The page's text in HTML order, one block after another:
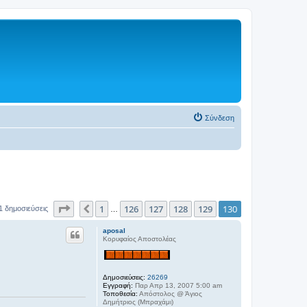
Σύνδεση
δημοσιεύσεις Σελίδα130 από130
Προηγούμενη
1 126 127 128 129 130
aposal
Κορυφαίος Αποστολέας
Δημοσιεύσεις: 26269
Εγγραφή: Παρ Απρ 13, 2007 5:00 am
Τοποθεσία: Απόστολος @ Άγιος
Δημήτριος (Μπραχάμι)